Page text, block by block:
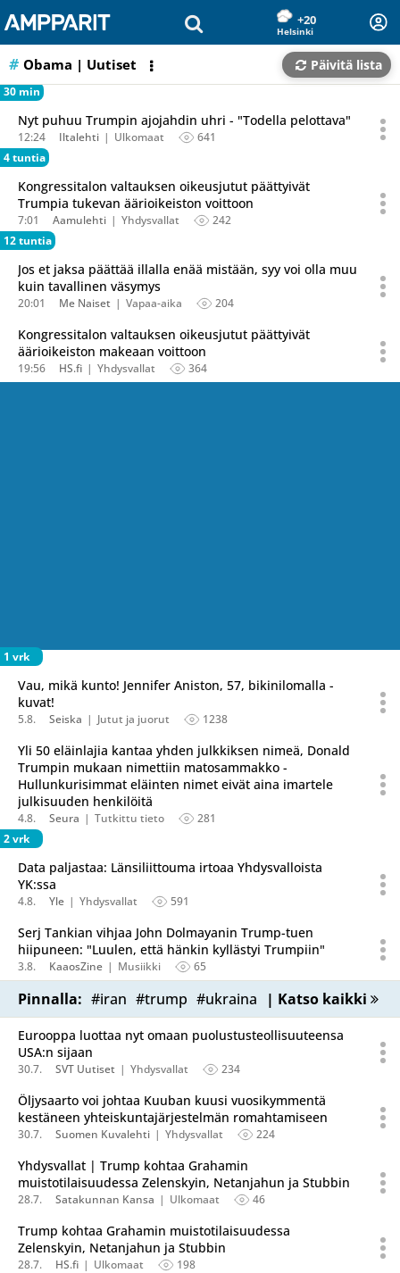
+20
Helsinki
Obama | Uutiset Päivitä lista
30 min
Nyt puhuu Trumpin ajojahdin uhri - "Todella pelottava"
12:24 Iltalehti Ulkomaat
641
4 tuntia
Kongressitalon valtauksen oikeusjutut päättyivät
Trumpia tukevan äärioikeiston voittoon
7:01 Aamulehti Yhdysvallat
242
12 tuntia
Jos et jaksa päättää illalla enää mistään, syy voi olla muu
kuin tavallinen väsymys
20:01 Me Naiset Vapaa-aika 204
Kongressitalon valtauksen oikeusjutut päättyivät
äärioikeiston makeaan voittoon
19:56 HS.fi Yhdysvallat 364
1 vrk
Vau, mikä kunto! Jennifer Aniston, 57, bikinilomalla -
kuvat!
5.8. Seiska Jutut ja juorut 1238
Yli 50 eläinlajia kantaa yhden julkkiksen nimeä, Donald
Trumpin mukaan nimettiin matosammakko -
Hullunkurisimmat eläinten nimet eivät aina imartele
julkisuuden henkilöitä
4.8. Seura Tutkittu tieto
281
2 vrk
Data paljastaa: Länsiliittouma irtoaa Yhdysvalloista
YK:ssa
4.8. Yle Yhdysvallat 591
Serj Tankian vihjaa John Dolmayanin Trump-tuen
hiipuneen: "Luulen, että hänkin kyllästyi Trumpiin"
3.8. KaaosZine Musiikki 65
Pinnalla: #iran #trump #ukraina | Katso kaikki
Eurooppa luottaa nyt omaan puolustusteollisuuteensa
USA:n sijaan
30.7. SVT Uutiset Yhdysvallat 234
Öljysaarto voi johtaa Kuuban kuusi vuosikymmentä
kestäneen yhteiskuntajärjestelmän romahtamiseen
30.7. Suomen Kuvalehti Yhdysvallat 224
Yhdysvallat | Trump kohtaa Grahamin
muistotilaisuudessa Zelenskyin, Netanjahun ja Stubbin
28.7. Satakunnan Kansa Ulkomaat 46
Trump kohtaa Grahamin muistotilaisuudessa
Zelenskyin, Netanjahun ja Stubbin
28.7. HS.fi Ulkomaat 198